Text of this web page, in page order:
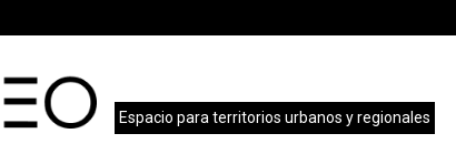
Espacio para territorios urbanos y regionales